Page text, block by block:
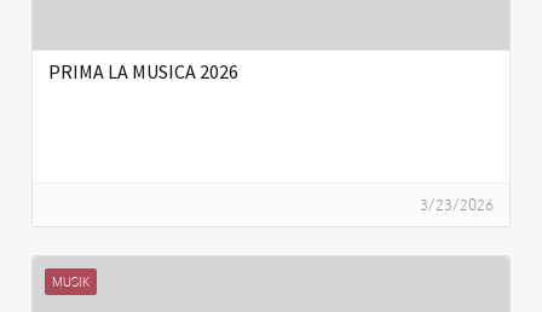
PRIMA LA MUSICA 2026
3/23/2026
MUSIK